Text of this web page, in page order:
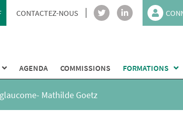
CONTACTEZ-NOUS
AGENDA COMMISSIONS FORMATIONS
Mathilde Goetz